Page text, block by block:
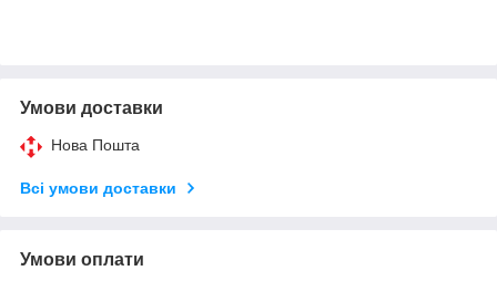
Умови доставки
Нова Пошта
Всі умови доставки
Умови оплати